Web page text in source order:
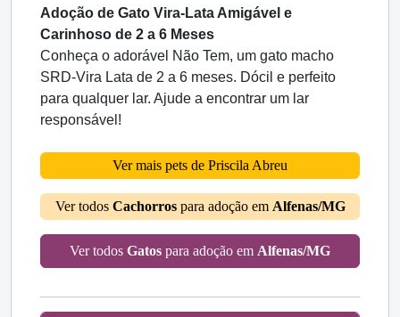
Adoção de Gato Vira-Lata Amigável e
Carinhoso de 2 a 6 Meses
Conheça o adorável Não Tem, um gato macho
SRD-Vira Lata de 2 a 6 meses. Dócil e perfeito
para qualquer lar. Ajude a encontrar um lar
responsável!
Ver mais pets de Priscila Abreu
Ver todos Cachorrospara adoção em Alfenas/MG
Ver todos Gatos para adoção em Alfenas/MG